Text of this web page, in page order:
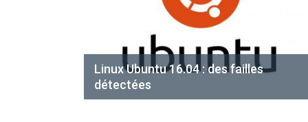
Linux Ubuntu 16.04 : des failles
détectées